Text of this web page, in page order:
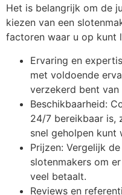
Het is belangrijk om de
kiezen van een
factoren waar u op kunt
Ervaring en
met voldoende
verzekerd bent van
Beschikbaarheid:
24/7 bereikbaar is,
snel geholpen kunt
Prijzen: Vergelijk
slotenmakers om
veel betaalt.
Reviews en